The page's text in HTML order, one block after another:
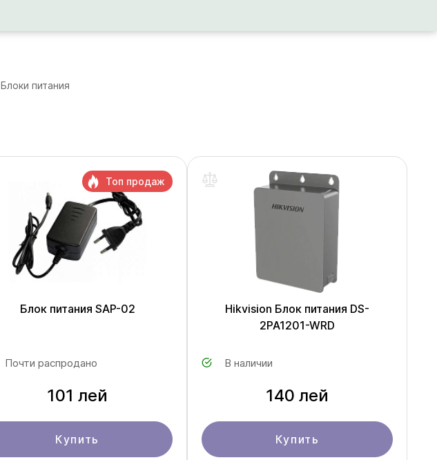
Блоки питания
Блок питания SAP-02
Почти распродано
101 лей
Купить
Топ продаж
Hikvision Блок питания DS-
2PA1201-WRD
В наличии
140 лей
Купить